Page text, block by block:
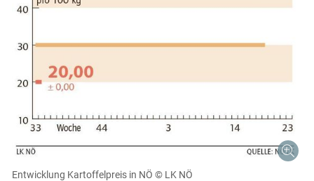
Entwicklung Kartoffelpreis in NÖ © LK NÖ